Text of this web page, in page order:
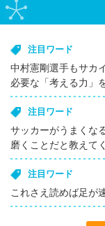
注目ワード
中村憲剛選手もサカ
必要な「考える力」
注目ワード
サッカーがうまくな
磨くことだと教えて
注目ワード
これさえ読めば足が